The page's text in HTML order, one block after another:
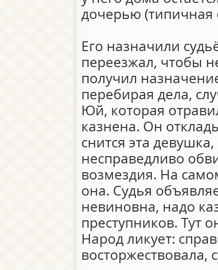
дочерью (типичная
Его назначили
переезжал, чтобы
получил
перебирая дела,
Юй, которая
казнена. Он
снится эта
несправедливо
возмездия. На
она. Судья
невиновна, надо
преступников. Тут
Народ ликует:
восторжествовала,